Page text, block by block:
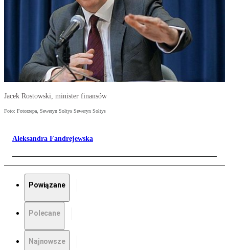
Jacek Rostowski, minister finansów
Foto: Fotorzepa, Seweryn Sołtys Seweryn Sołtys
Aleksandra Fandrejewska
Powiązane
Polecane
Najnowsze